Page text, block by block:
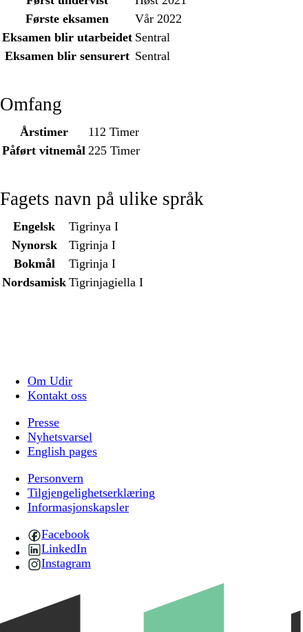
Første eksamen
Vår 2022
Eksamen blir utarbeidet Sentral
Eksamen blir sensurert Sentral
Omfang
Årstimer
112 Timer
Påført vitnemål 225 Timer
Fagets navn på ulike språk
Engelsk
Tigrinya I
Nynorsk
Tigrinja I
Bokmål
Tigrinja I
Nordsamisk Tigrinjagiella I
Om Udir
Kontakt oss
Presse
Nyhetsvarsel
English pages
Personvern
Tilgjengelighetserklæring
Informasjonskapsler
Facebook
LinkedIn
Instagram